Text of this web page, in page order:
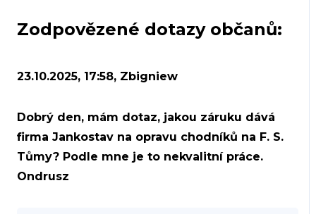
Zodpovězené dotazy občanů:
23.10.2025, 17:58, Zbigniew
Dobrý den, mám dotaz, jakou záruku dává
firma Jankostav na opravu chodníků na F. S.
Tůmy? Podle mne je to nekvalitní práce.
Ondrusz